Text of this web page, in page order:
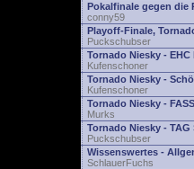
Pokalfinale gegen die
conny59
Playoff-Finale,
Puckschubser
Tornado Niesky - EHC
Kufenschoner
Tornado Niesky -
Kufenschoner
Tornado Niesky -
Murks
Tornado Niesky - TAG
Puckschubser
Wissenswertes -
SchlauerFuchs